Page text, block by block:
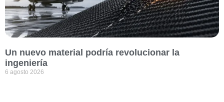
Un nuevo material podría revolucionar la
ingeniería
6 agosto 2026